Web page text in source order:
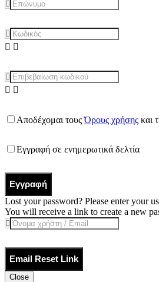
Αποδέχομαι τουςΌρους χρήσης και
Εγγραφή σε ενημερωτικά δελτία
Εγγραφή
Lost your password? Please enter your
You will receive a link to create a new
Email Reset Link
Close